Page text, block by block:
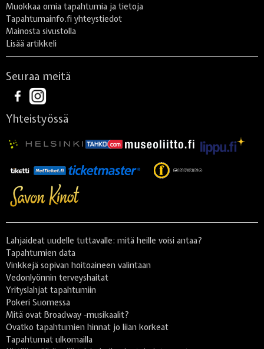
Muokkaa omia tapahtumia ja tietoja
Tapahtumainfo.fi yhteystiedot
Mainosta sivustolla
Lisää artikkeli
Seuraa meitä
Yhteistyössä
Lahjaideat uudelle tuttavalle: mitä heille voisi antaa?
Tapahtumien data
Vinkkejä sopivan hoitoaineen valintaan
Vedonlyönnin terveyshaitat
Yrityslahjat tapahtumiin
Pokeri Suomessa
Mitä ovat Broadway -musikaalit?
Ovatko tapahtumien hinnat jo liian korkeat
Tapahtumat ulkomailla